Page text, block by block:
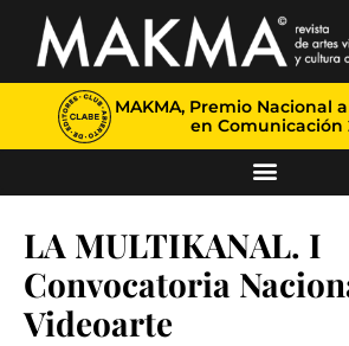
MAKMA, Premio Nacional
en Comunicación
LA MULTIKANAL. I
Convocatoria
Videoarte